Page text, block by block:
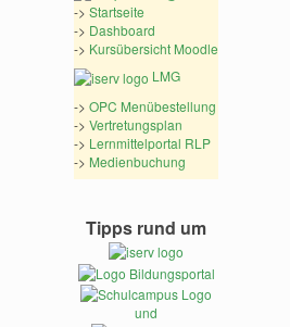
->Startseite
-> Dashboard
-> Kursübersicht Moodle
LMG
->OPC Menübestellung
->Vertretungsplan
-> Lernmittelportal RLP
-> Medienbuchung
Tipps rund um
und